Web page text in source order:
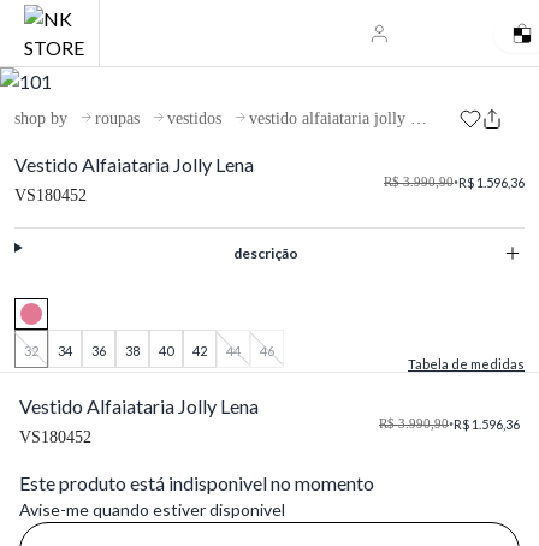
shop by roupas vestidos vestido alfaiataria jolly lena
Vestido Alfaiataria Jolly Lena
VS180452
R$ 3.990,90•R$ 1.596,36
descrição
32 34 36 38 40 42 44
46
Tabela de medidas
Vestido Alfaiataria Jolly Lena
VS180452
R$ 3.990,90•R$ 1.596,36
Este produto está indisponivel no momento
Avise-me quando estiver disponivel